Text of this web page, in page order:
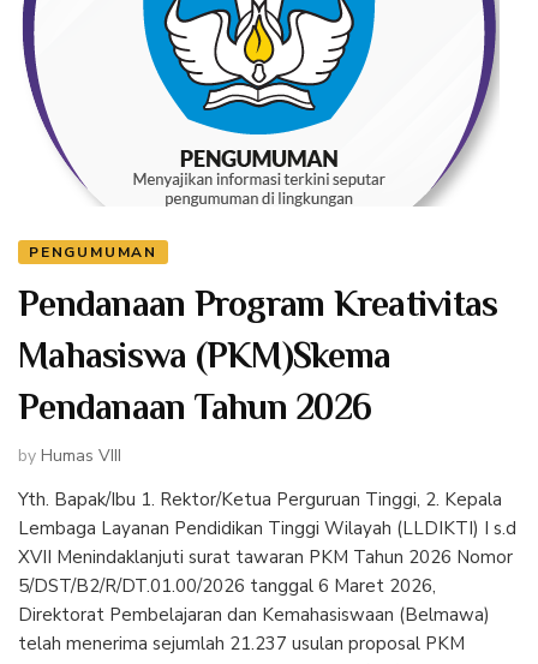
PENGUMUMAN
Pendanaan Program Kreativitas
Mahasiswa (PKM)Skema
Pendanaan Tahun 2026
by Humas VIII
Yth. Bapak/Ibu 1. Rektor/Ketua Perguruan Tinggi, 2. Kepala
Lembaga Layanan Pendidikan Tinggi Wilayah (LLDIKTI) I s.d
XVII Menindaklanjuti surat tawaran PKM Tahun 2026 Nomor
5/DST/B2/R/DT.01.00/2026 tanggal 6 Maret 2026,
Direktorat Pembelajaran dan Kemahasiswaan (Belmawa)
telah menerima sejumlah 21.237 usulan proposal PKM